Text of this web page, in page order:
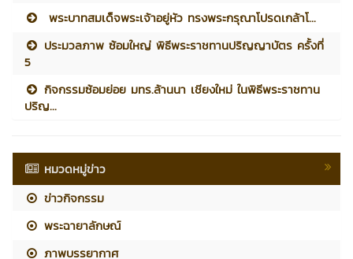
พระบาทสมเด็จพระเจ้าอยู่หัว ทรงพระกรุณาโปรดเกล้าโ...
ประมวลภาพ ซ้อมใหญ่ พิธีพระราชทานปริญญาบัตร ครั้งที่
5
กิจกรรมซ้อมย่อย มทร.ล้านนา เชียงใหม่ ในพิธีพระราชทาน
ปริญ...
หมวดหมู่ข่าว
ข่าวกิจกรรม
พระฉายาลักษณ์
ภาพบรรยากาศ